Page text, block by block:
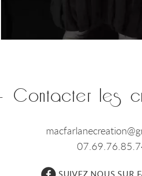
Contacter les